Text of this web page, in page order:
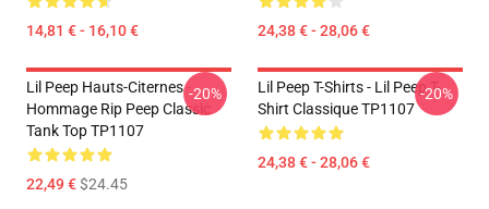
14,81 € - 16,10 € 24,38 € - 28,06 €
Lil Peep Hauts-Citernes -
Hommage Rip Peep Classic
Tank Top TP1107
22,49 €$24.45
-20%
Lil Peep T-Shirts - Lil Peep T-
Shirt Classique TP1107
24,38 € - 28,06 €
-20%